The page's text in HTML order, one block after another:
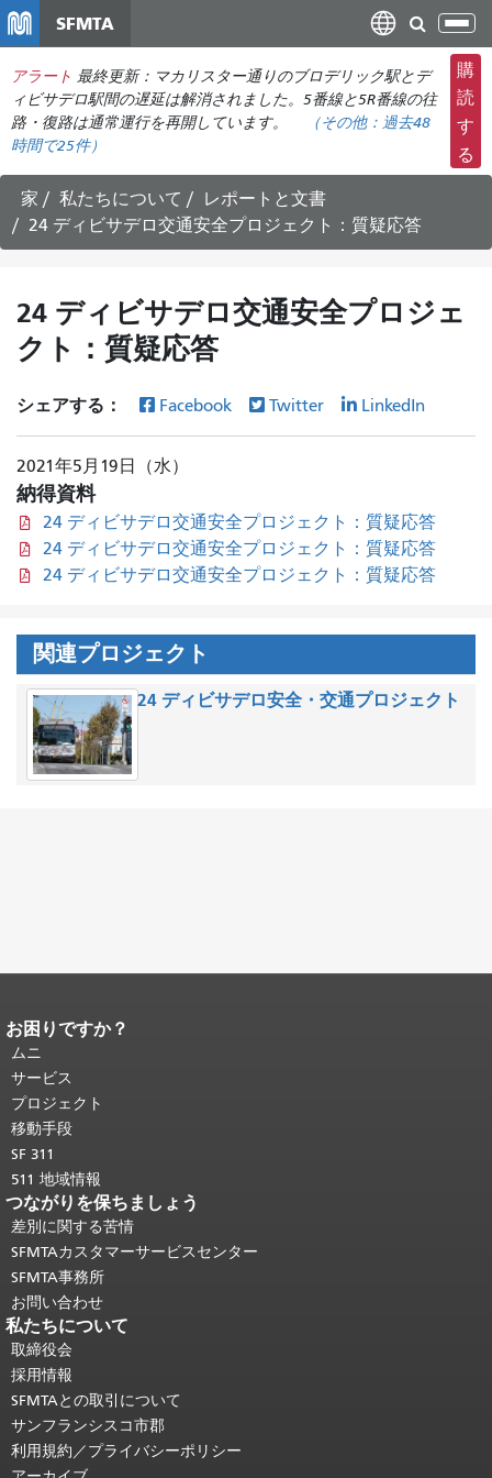
ン
コ
ン
ン
ツ
に
移
SFMTA
ナ
ビ
ゲ
ー
シ
ョ
切
替
え
アラート 最終更新：マカリスター通りのブロデリック駅とデ
ィビサデロ駅間の遅延は解消されました。5番線と5R番線の往
路・復路は通常運行を再開しています。
（その他： 過去48
時間で25件）
購
読
す
る
家 私たちについて
レポートと文書
24 ディビサデロ交通安全プロジェクト：質疑応答
24 ディビサデロ交通安全プロジェ
クト：質疑応答
シェアする： Facebook Twitter LinkedIn
2021年5月19日（水）
納得資料
24 ディビサデロ交通安全プロジェクト：質疑応答
24 ディビサデロ交通安全プロジェクト：質疑応答
24 ディビサデロ交通安全プロジェクト：質疑応答
関連プロジェクト
24 ディビサデロ安全・交通プロジェクト
ページコンテンツの終わり。
ジの残りの部分はすべてのページで繰
り返されます。
頭に戻る。
お困りですか？
ムニ
サービス
プロジェクト
移動手段
SF 311
511 地域情報
つながりを保ちましょう
差別に関する苦情
SFMTAカスタマーサービスセンター
SFMTA事務所
お問い合わせ
私たちについて
取締役会
採用情報
SFMTAとの取引について
サンフランシスコ市郡
利用規約／プライバシーポリシー